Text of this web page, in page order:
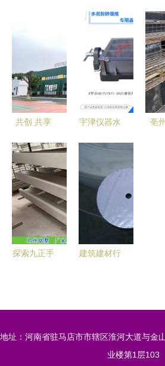
厂十万级净
化车间成功
投产
测鉴定报告
与机械设备
安全评估的
实践路径
分类
图鉴
变身
料百
共创 共享
装饰&千思
装饰签约整
装项目战略
合作
宇津仪器水
GB/T17671-
2021标准
中国建科院
生产水泥胶
砂强度盖板
亳
探索九正手
建筑建材行
地址：河南省驻马店市市辖区淮河大道与金
业楼第1层103